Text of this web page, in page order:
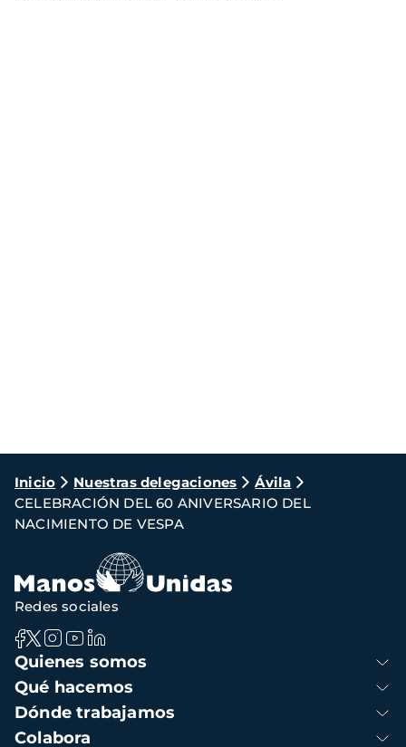
Ruta
de
navegación
Inicio Nuestras delegaciones
Ávila
CELEBRACIÓN DEL 60 ANIVERSARIO DEL
NACIMIENTO DE VESPA
Navegación
principal
Quienes somos
Qué hacemos
Dónde trabajamos
Colabora
Redes sociales